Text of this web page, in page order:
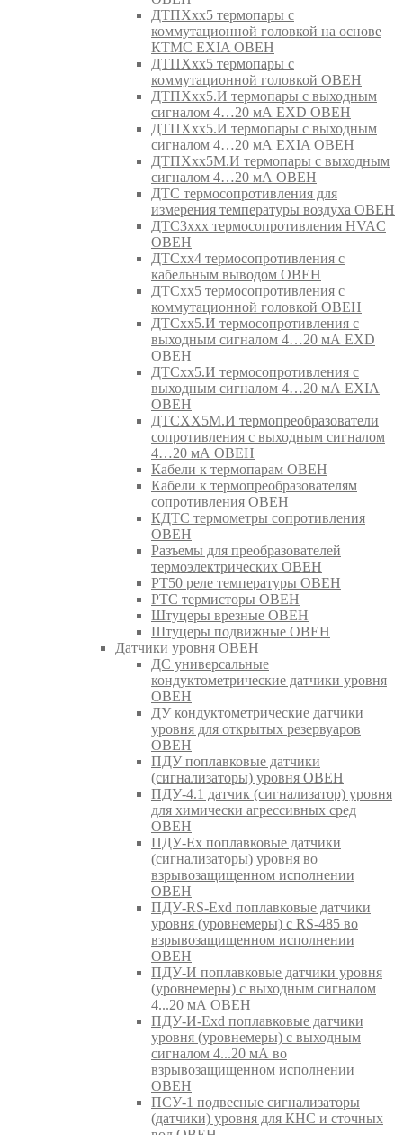
ДТПХхх5 термопары с
коммутационной головкой на основе
КТМС EXIA ОВЕН
ДТПХхх5 термопары с
коммутационной головкой ОВЕН
ДТПХхх5.И термопары с выходным
сигналом 4…20 мА EXD ОВЕН
ДТПХхх5.И термопары с выходным
сигналом 4…20 мА EXIA ОВЕН
ДТПХхх5М.И термопары с выходным
сигналом 4…20 мА ОВЕН
ДТС термосопротивления для
измерения температуры воздуха ОВЕН
ДТС3ххх термосопротивления HVAC
ОВЕН
ДТСхх4 термосопротивления с
кабельным выводом ОВЕН
ДТСхх5 термосопротивления с
коммутационной головкой ОВЕН
ДТСхх5.И термосопротивления с
выходным сигналом 4…20 мА EXD
ОВЕН
ДТСхх5.И термосопротивления с
выходным сигналом 4…20 мА EXIA
ОВЕН
ДТСХХ5М.И термопреобразователи
сопротивления с выходным сигналом
4…20 мА ОВЕН
Кабели к термопарам ОВЕН
Кабели к термопреобразователям
сопротивления ОВЕН
КДТС термометры сопротивления
ОВЕН
Разъемы для преобразователей
термоэлектрических ОВЕН
РТ50 реле температуры ОВЕН
РТС термисторы ОВЕН
Штуцеры врезные ОВЕН
Штуцеры подвижные ОВЕН
Датчики уровня ОВЕН
ДС универсальные
кондуктометрические датчики уровня
ОВЕН
ДУ кондуктометрические датчики
уровня для открытых резервуаров
ОВЕН
ПДУ поплавковые датчики
(сигнализаторы) уровня ОВЕН
ПДУ-4.1 датчик (сигнализатор) уровня
для химически агрессивных сред
ОВЕН
ПДУ-Ex поплавковые датчики
(сигнализаторы) уровня во
взрывозащищенном исполнении
ОВЕН
ПДУ-RS-Exd поплавковые датчики
уровня (уровнемеры) с RS-485 во
взрывозащищенном исполнении
ОВЕН
ПДУ-И поплавковые датчики уровня
(уровнемеры) с выходным сигналом
4...20 мА ОВЕН
ПДУ-И-Exd поплавковые датчики
уровня (уровнемеры) с выходным
сигналом 4...20 мА во
взрывозащищенном исполнении
ОВЕН
ПСУ-1 подвесные сигнализаторы
(датчики) уровня для КНС и сточных